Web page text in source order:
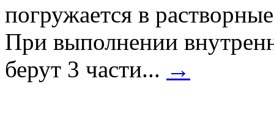
погружается в
При выполнении
берут 3 части... →